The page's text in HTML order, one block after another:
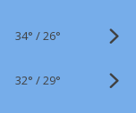
34° /26°
32° /29°